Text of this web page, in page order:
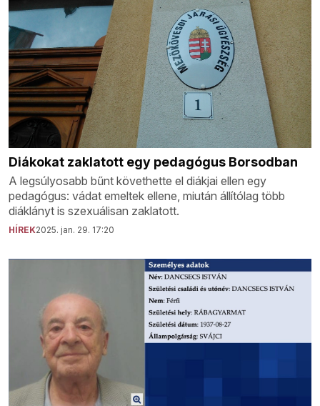
Diákokat zaklatott egy pedagógus Borsodban
A legsúlyosabb bűnt követhette el diákjai ellen egy
pedagógus: vádat emeltek ellene, miután állítólag több
diáklányt is szexuálisan zaklatott.
HÍREK2025. jan. 29. 17:20